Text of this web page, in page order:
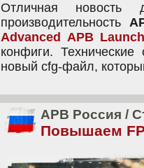
Отличная
производительность
Advanced APB
конфиги.
новый cfg-файл,
APB Россия /
Повышаем